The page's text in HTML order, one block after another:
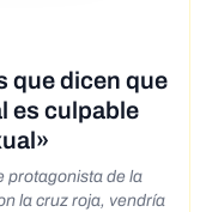
que dicen que
es culpable
protagonista de la
la cruz roja, vendría